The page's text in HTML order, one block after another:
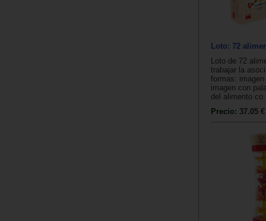
Loto: 72
Loto de 72
trabajar la
formas:
imagen con
del alimento
Precio: 37.05 €